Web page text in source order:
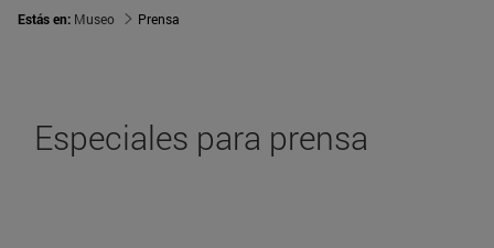
Estás en: Museo Prensa
Especiales para prensa